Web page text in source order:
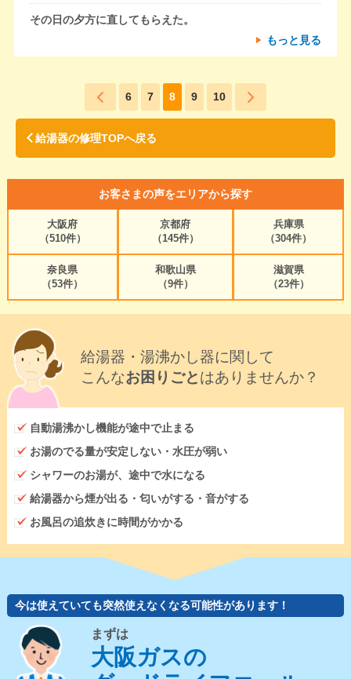
その日の夕方に直してもらえた。
もっと見る
6 7 8 9 10
給湯器の修理TOPへ戻る
お客さまの声をエリアから探す
大阪府
（510件）
京都府
（145件）
兵庫県
（304件）
奈良県
（53件）
和歌山県
（9件）
滋賀県
（23件）
給湯器・湯沸かし器に関して
こんなお困りごとはありませんか？
自動湯沸かし機能が途中で止まる
お湯のでる量が安定しない・水圧が弱い
シャワーのお湯が、途中で水になる
給湯器から煙が出る・匂いがする・音がする
お風呂の追炊きに時間がかかる
今は使えていても突然使えなくなる可能性があります！
まずは
大阪ガスの